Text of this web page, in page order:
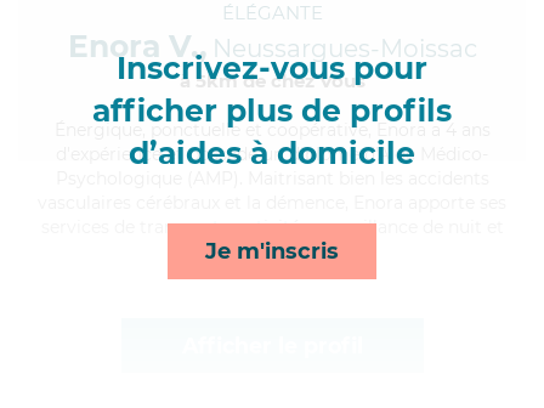
Inscrivez-vous pour
afficher plus de profils
d’aides à domicile
Je m'inscris
ÉLÉGANTE
Enora V., Neussargues-Moissac
à 5km de chez Vous
, ponctuelle et coopérative, Enora a 4 ans
d'expérience et possède un diplôme d'Aide Médico-
services de transports, activités, surveillance de nuit et
toilette/habillage*